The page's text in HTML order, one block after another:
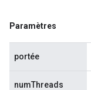
Paramètres
portée
numThreads